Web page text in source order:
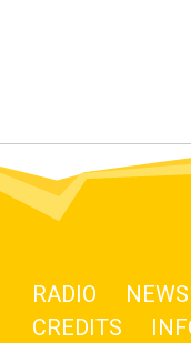
RADIO NEWS
CREDITS